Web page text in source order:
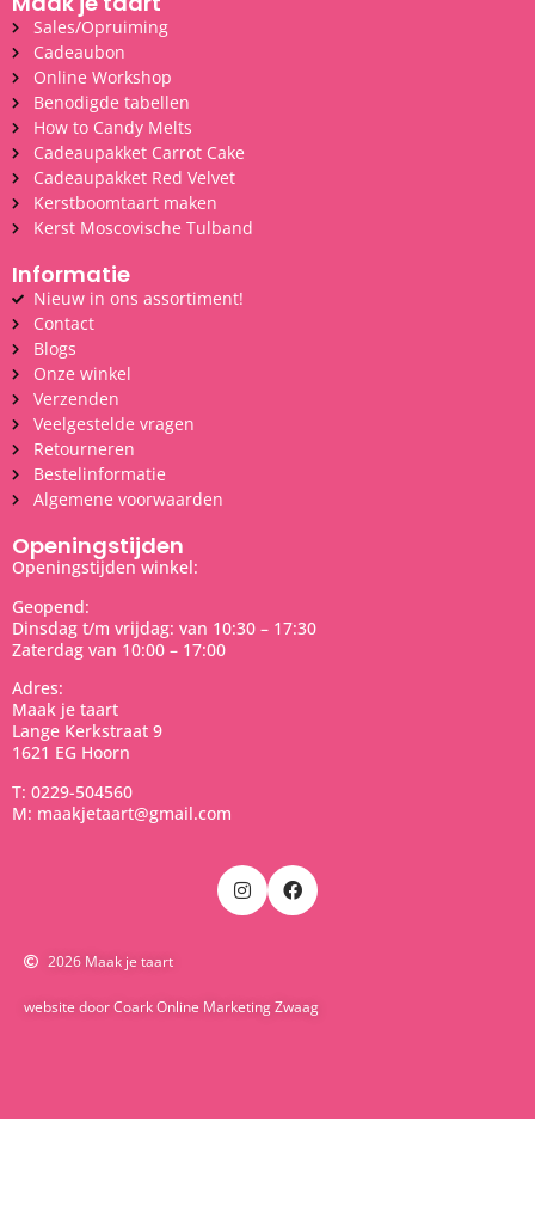
Sales/Opruiming
Cadeaubon
Online Workshop
Benodigde tabellen
How to Candy Melts
Cadeaupakket Carrot Cake
Cadeaupakket Red Velvet
Kerstboomtaart maken
Kerst Moscovische Tulband
Informatie
Nieuw in ons assortiment!
Contact
Blogs
Onze winkel
Verzenden
Veelgestelde vragen
Retourneren
Bestelinformatie
Algemene voorwaarden
Openingstijden
Openingstijden winkel:
Geopend:
Dinsdag t/m vrijdag: van 10:30 – 17:30
Zaterdag van 10:00 – 17:00
Adres:
Maak je taart
Lange Kerkstraat 9
1621 EG Hoorn
T: 0229-504560
M: maakjetaart@gmail.com
2026 Maak je taart
website door Coark Online Marketing Zwaag